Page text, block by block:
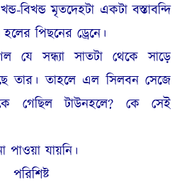
বিখন্ড মৃতদেহটা একটা বস্তাবন্দি
পিছনের ড্রেনে।
যে সন্ধ্যা সাতটা থেকে সাড়ে
তার। তাহলে এল সিলবন সেজে
গেছিল টাউনহলে? কে সেই
পাওয়া যায়নি।
পরিশিষ্ট